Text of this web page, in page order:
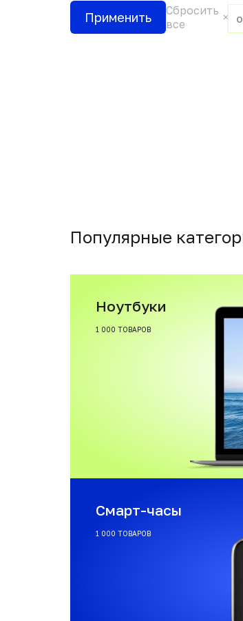
Применить
Сбросить
все
Популярные
Ноутбуки
1 000 ТОВАРОВ
Смарт-часы
1 000 ТОВАРОВ